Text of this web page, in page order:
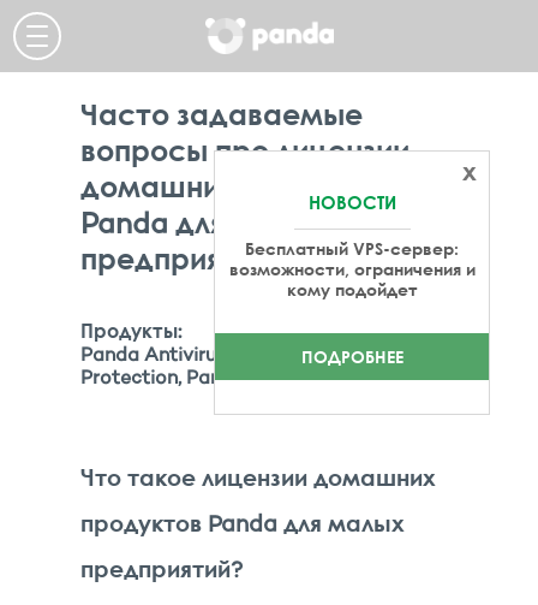
x
НОВОСТИ
Бесплатный VPS-сервер:
возможности, ограничения и
кому подойдет
ПОДРОБНЕЕ
Часто задаваемые
вопросы про лицензии
домашних продуктов
Panda для малых
предприятий
Продукты:
Panda Antivirus Pro, Panda Global
Protection, Panda Internet Security,
Что такое лицензии домашних
продуктов Panda для малых
предприятий?